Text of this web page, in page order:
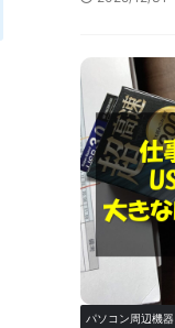
パソコン周辺機器